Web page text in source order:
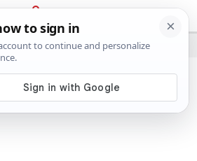
PRIJAVA